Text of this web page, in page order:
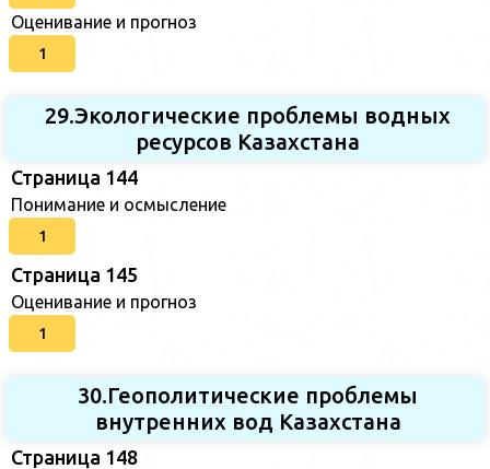
Оценивание и прогноз
1
29.Экологические проблемы водных
ресурсов Казахстана
Страница 144
Понимание и осмысление
1
Страница 145
Оценивание и прогноз
1
30.Геополитические проблемы
внутренних вод Казахстана
Страница 148